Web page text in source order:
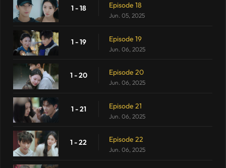
1 - 18 Episode 18
Jun. 05, 2025
1 - 19 Episode 19
Jun. 06, 2025
1 - 20 Episode 20
Jun. 06, 2025
1 - 21 Episode 21
Jun. 06, 2025
1 - 22 Episode 22
Jun. 06, 2025